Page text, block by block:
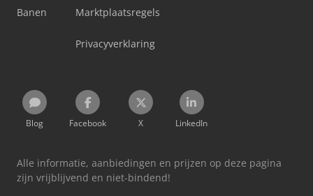
Banen Marktplaatsregels
Privacyverklaring
Blog Facebook X LinkedIn
Alle informatie, aanbiedingen en prijzen op deze pagina
zijn vrijblijvend en niet-bindend!